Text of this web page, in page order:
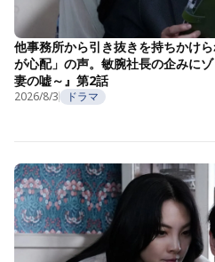
他事務所から引き抜きを持ちかけ
が心配」の声。敏腕社長の企みに
妻の嘘～』第2話
2026/8/3 ドラマ